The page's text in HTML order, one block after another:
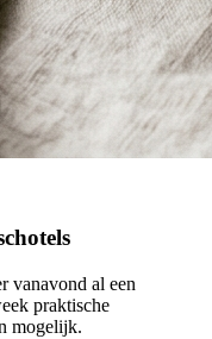
vanavond al een
praktische
mogelijk.